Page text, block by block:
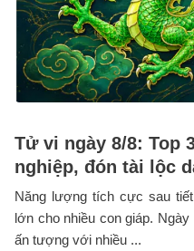
Tử vi ngày 8/8: Top
nghiệp, đón tài lộc
Năng lượng tích cực sau
lớn cho nhiều con giáp.
ấn tượng với nhiều ...